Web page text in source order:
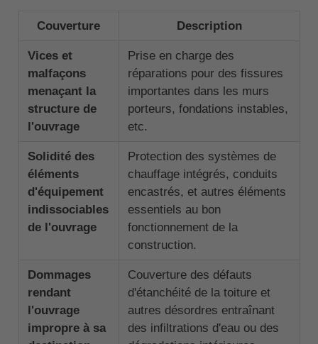
Couverture Description
Vices et
malfaçons
menaçant la
structure de
l'ouvrage
Prise en charge des
réparations pour des fissures
importantes dans les murs
porteurs, fondations instables,
etc.
Solidité des
éléments
d'équipement
indissociables
de l'ouvrage
Protection des systèmes de
chauffage intégrés, conduits
encastrés, et autres éléments
essentiels au bon
fonctionnement de la
construction.
Dommages
rendant
l'ouvrage
impropre à sa
Couverture des défauts
d'étanchéité de la toiture et
autres désordres entraînant
des infiltrations d'eau ou des